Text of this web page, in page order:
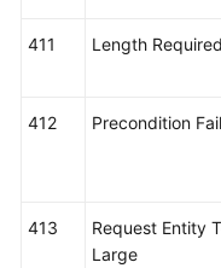
共
云
级
411 Length Required
412 Precondition
413
Request Entity
Large